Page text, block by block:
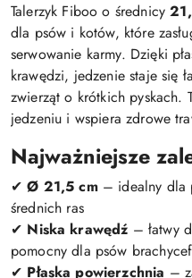
Talerzyk Fiboo o średnicy
dla psów i kotów, które
serwowanie karmy. Dzięki
krawędzi, jedzenie staje się
zwierząt o krótkich pyskach.
jedzeniu i wspiera zdrowe
Najważniejsze
✔ Ø 21,5 cm – idealny dla
średnich ras
✔ Niska krawędź – łatwy
pomocny dla psów
✔ Płaska powierzchnia –